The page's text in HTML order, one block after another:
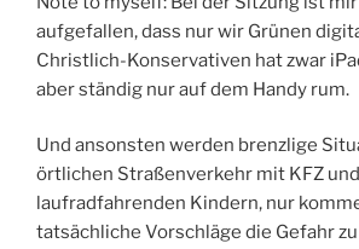
aufgefallen, dass nur wir Grünen
Christlich-Konservativen hat zwar
aber ständig nur auf dem Handy rum.
Und ansonsten werden brenzlige
örtlichen Straßenverkehr mit KFZ
laufradfahrenden Kindern, nur
tatsächliche Vorschläge die Gefahr